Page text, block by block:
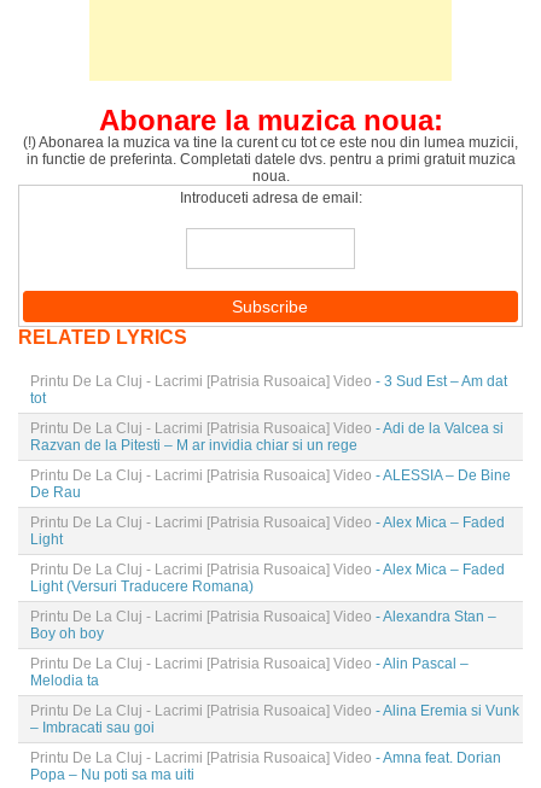
Abonare la muzica noua:
(!) Abonarea la muzica va tine la curent cu tot ce este nou din lumea muzicii,
in functie de preferinta. Completati datele dvs. pentru a primi gratuit muzica
noua.
Introduceti adresa de email:
RELATED LYRICS
Printu De La Cluj - Lacrimi [Patrisia Rusoaica] Video - 3 Sud Est – Am dat
tot
Printu De La Cluj - Lacrimi [Patrisia Rusoaica] Video - Adi de la Valcea si
Razvan de la Pitesti – M ar invidia chiar si un rege
Printu De La Cluj - Lacrimi [Patrisia Rusoaica] Video - ALESSIA – De Bine
De Rau
Printu De La Cluj - Lacrimi [Patrisia Rusoaica] Video - Alex Mica – Faded
Light
Printu De La Cluj - Lacrimi [Patrisia Rusoaica] Video - Alex Mica – Faded
Light (Versuri Traducere Romana)
Printu De La Cluj - Lacrimi [Patrisia Rusoaica] Video - Alexandra Stan –
Boy oh boy
Printu De La Cluj - Lacrimi [Patrisia Rusoaica] Video - Alin Pascal –
Melodia ta
Printu De La Cluj - Lacrimi [Patrisia Rusoaica] Video - Alina Eremia si Vunk
– Imbracati sau goi
Printu De La Cluj - Lacrimi [Patrisia Rusoaica] Video - Amna feat. Dorian
Popa – Nu poti sa ma uiti